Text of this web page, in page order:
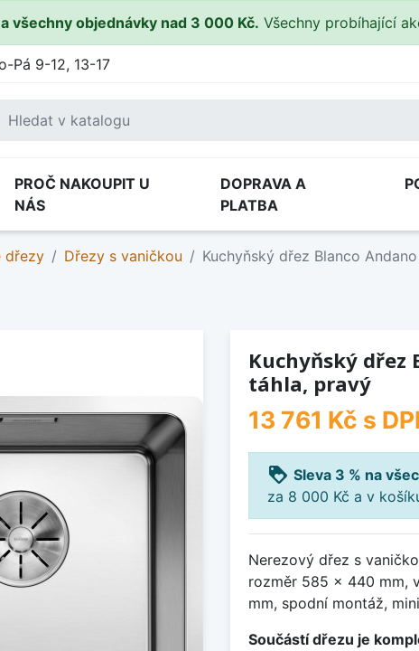
všechny objednávky nad 3 000 Kč. Všechny probíhající
Pá 9-12, 13-17
PROČ NAKOUPIT U
NÁS
DOPRAVA A
PLATBA
dřezy Dřezy s vaničkou Kuchyňský dřez Blanco
Kuchyňský dřez
táhla, pravý
13 761 Kč s
loyalty Sleva 3 % na
za 8 000 Kč a v
Nerezový dřez s
rozměr 585 x 440 mm,
mm, spodní montáž,
Součástí dřezu je